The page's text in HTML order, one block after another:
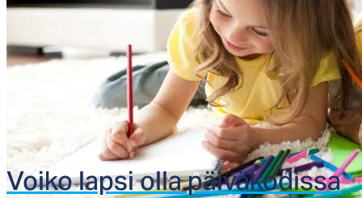
Voi­ko lap­si ol­la päi­vä­ko­dis­sa